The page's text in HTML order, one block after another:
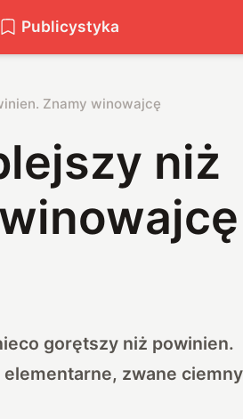
Publicystyka
Znamy winowajcę
niż
gorętszy niż powinien.
zwane